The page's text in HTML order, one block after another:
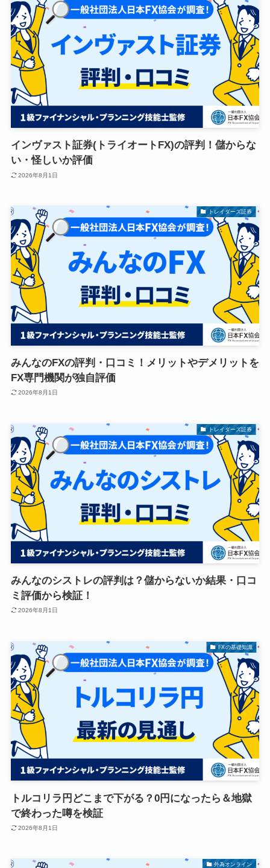
インヴァスト証券(トライオートFX)の評判！儲からな
い・怪しいか評価
2026年8月1日
トレイダーズ証券
みんなのFXの評判・口コミ！メリットやデメリットを
FX専門機関が独自評価
2026年8月1日
トレイダーズ証券
みんなのシストレの評判は？儲からないか結果・口コ
ミ評価から検証！
2026年8月1日
FXの基礎知識
トルコリラ円どこまで下がる？0円になったら＆地獄
で終わった噂を検証
2026年8月1日
外為オンライン